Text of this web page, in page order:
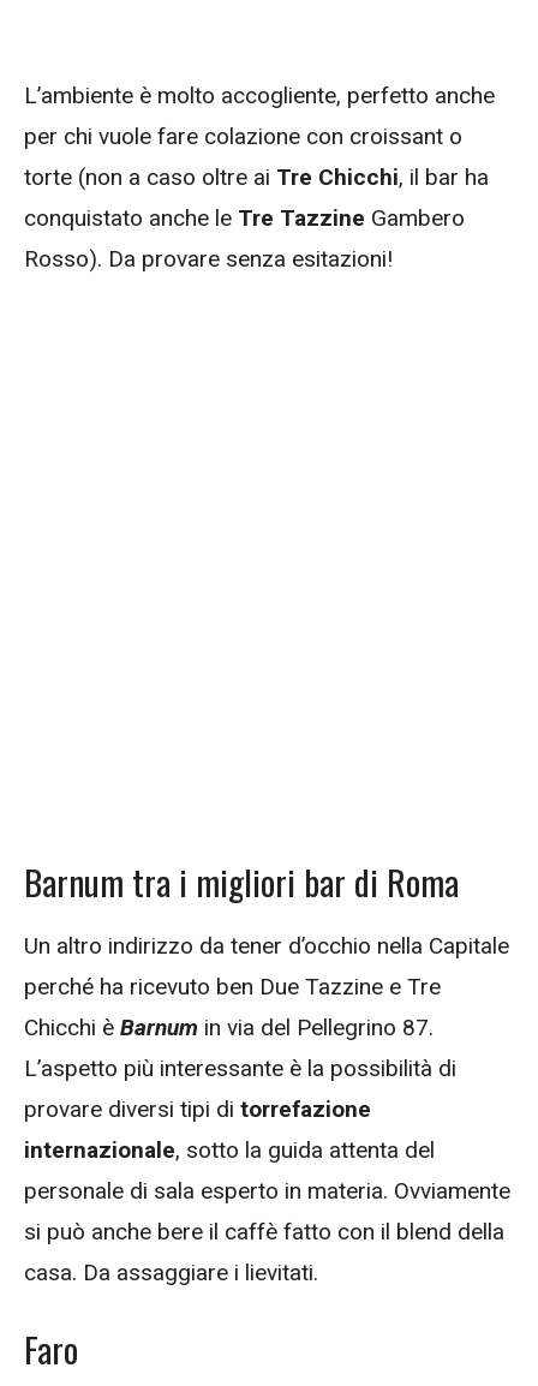
L’ambiente è molto accogliente, perfetto anche
per chi vuole fare colazione con croissant o
torte (non a caso oltre ai Tre Chicchi, il bar ha
conquistato anche le Tre Tazzine Gambero
Rosso). Da provare senza esitazioni!
Barnum tra i migliori bar di Roma
Un altro indirizzo da tener d’occhio nella Capitale
perché ha ricevuto ben Due Tazzine e Tre
Chicchi è Barnum in via del Pellegrino 87.
L’aspetto più interessante è la possibilità di
provare diversi tipi di torrefazione
internazionale, sotto la guida attenta del
personale di sala esperto in materia. Ovviamente
si può anche bere il caffè fatto con il blend della
casa. Da assaggiare i lievitati.
Faro